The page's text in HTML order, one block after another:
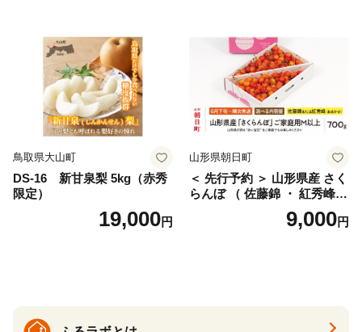
産 農家直送 期間限定 特産品
サイズミックス くらもとフ
ァーム 愛南町 愛媛県
鳥取県大山町
DS-16 新甘泉梨 5kg（赤秀
限定）
19,000円
山形県朝日町
＜ 先行予約 ＞ 山形県産 さく
らんぼ （ 佐藤錦 ・ 紅秀峰
） ご家庭用 M以上 700g 【20
26年6月下旬から7月上旬発
9,000円